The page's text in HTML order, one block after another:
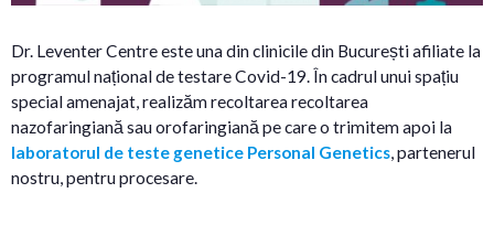
Dr. Leventer Centre este una din clinicile din București afiliate la
programul național de testare Covid-19. În cadrul unui spațiu
special amenajat, realizăm recoltarea recoltarea
nazofaringiană sau orofaringiană pe care o trimitem apoi la
laboratorul de teste genetice Personal Genetics, partenerul
nostru, pentru procesare.